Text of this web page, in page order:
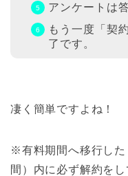
アンケートは
もう一度「契
了です。
凄く簡単ですよね！
※有料期間へ移行した
間）内に必ず解約を